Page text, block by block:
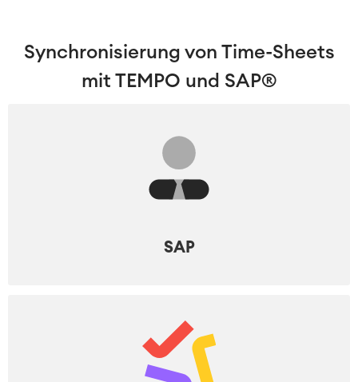
Synchronisierung von Time-Sheets
mit TEMPO und SAP®
SAP